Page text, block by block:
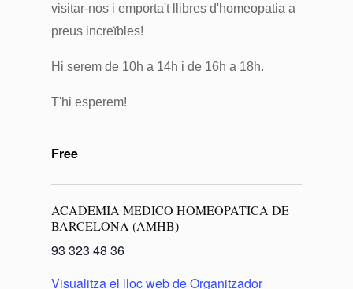
visitar-nos i emporta't llibres d'homeopatia a
preus increïbles!
Hi serem de 10h a 14h i de 16h a 18h.
T'hi esperem!
Free
ACADEMIA MEDICO HOMEOPATICA DE
BARCELONA (AMHB)
93 323 48 36
Visualitza el lloc web de Organitzador